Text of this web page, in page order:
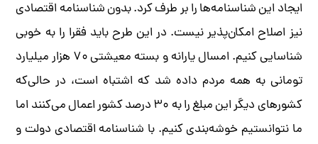
ایجاد این شناسنامه‌ها را بر طرف کرد. بدون شناسنامه اقتصادی
نیز اصلاح امکان‌پذیر نیست. در این طرح باید فقرا را به خوبی
شناسایی کنیم. امسال یارانه و بسته معیشتی ۷۰‌ هزار ‌میلیارد
تومانی به همه مردم داده شد که اشتباه است، در حالی‌‌که
کشورهای دیگر این مبلغ را به ۳۰‌ درصد کشور اعمال می‌کنند اما
ما نتوانستیم خوشه‌بندی کنیم. با شناسنامه اقتصادی دولت و